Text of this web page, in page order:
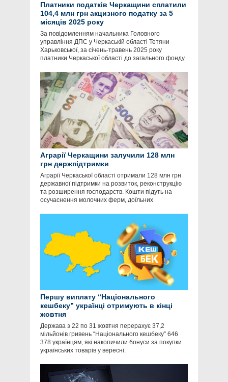
Платники податків Черкащини сплатили
104,4 млн грн акцизного податку за 5
місяців 2025 року
За повідомленням начальника Головного
управління ДПС у Черкаській області Тетяни
Харьковської, за січень-травень 2025 року
платники Черкаської області до загального фонду
Аграрії Черкащини залучили 128 млн
грн держпідтримки
Аграрії Черкаської області отримали 128 млн грн
державної підтримки на розвиток, реконструкцію
та розширення господарств. Кошти підуть на
осучаснення молочних ферм, доїльних
Першу виплату “Національного
кешбеку” українці отримують в кінці
жовтня
Держава з 22 по 31 жовтня перерахує 37,2
мільйонів гривень “Національного кешбеку” 646
378 українцям, які накопичили бонуси за покупки
українських товарів у вересні.